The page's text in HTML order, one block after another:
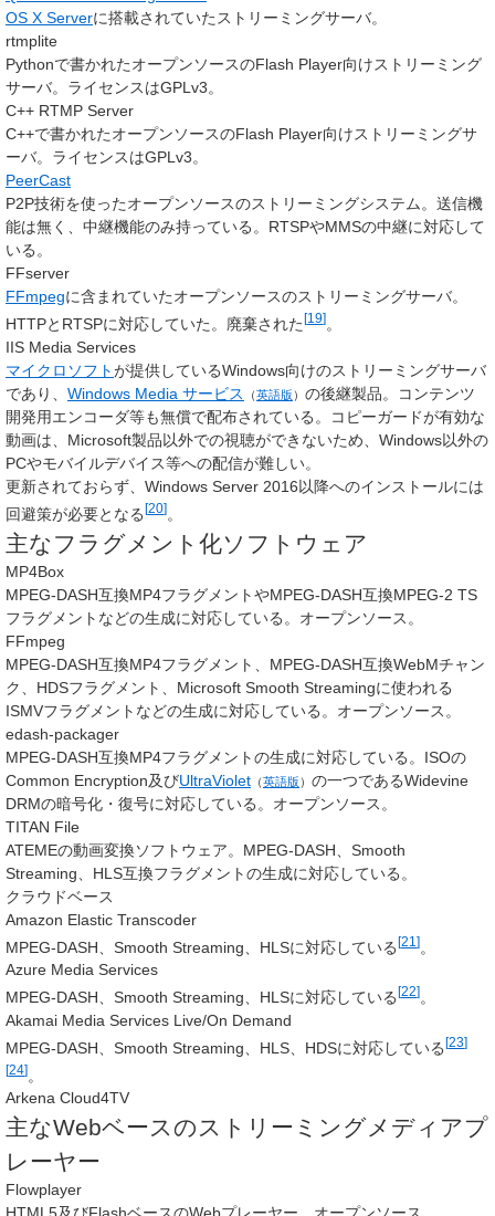
OS X Serverに搭載されていたストリーミングサーバ。
rtmplite
Pythonで書かれたオープンソースのFlash Player向けストリーミング
サーバ。ライセンスはGPLv3。
C++ RTMP Server
C++で書かれたオープンソースのFlash Player向けストリーミングサ
ーバ。ライセンスはGPLv3。
PeerCast
P2P技術を使ったオープンソースのストリーミングシステム。送信機
能は無く、中継機能のみ持っている。RTSPやMMSの中継に対応して
いる。
FFserver
FFmpegに含まれていたオープンソースのストリーミングサーバ。
HTTPとRTSPに対応していた。廃棄された [19] 。
IIS Media Services
マイクロソフトが提供しているWindows向けのストリーミングサーバ
であり、 Windows Media サービス （英語版 ） の後継製品。コンテンツ
開発用エンコーダ等も無償で配布されている。コピーガードが有効な
動画は、Microsoft製品以外での視聴ができないため、Windows以外の
PCやモバイルデバイス等への配信が難しい。
更新されておらず、Windows Server 2016以降へのインストールには
回避策が必要となる[20]。
主なフラグメント化ソフトウェア
MP4Box
MPEG-DASH互換MP4フラグメントやMPEG-DASH互換MPEG-2 TS
フラグメントなどの生成に対応している。オープンソース。
FFmpeg
MPEG-DASH互換MP4フラグメント、MPEG-DASH互換WebMチャン
ク、HDSフラグメント、Microsoft Smooth Streamingに使われる
ISMVフラグメントなどの生成に対応している。オープンソース。
edash-packager
MPEG-DASH互換MP4フラグメントの生成に対応している。ISOの
Common Encryption及びUltraViolet （英語版 ） の一つであるWidevine
DRMの暗号化・復号に対応している。オープンソース。
TITAN File
ATEMEの動画変換ソフトウェア。MPEG-DASH、Smooth
Streaming、HLS互換フラグメントの生成に対応している。
クラウドベース
Amazon Elastic Transcoder
MPEG-DASH、Smooth Streaming、HLSに対応している[21 ]。
Azure Media Services
MPEG-DASH、Smooth Streaming、HLSに対応している [22] 。
Akamai Media Services Live/On Demand
MPEG-DASH、Smooth Streaming、HLS、HDSに対応している[23]
[24]。
Arkena Cloud4TV
主なWebベースのストリーミングメディアプ
レーヤー
Flowplayer